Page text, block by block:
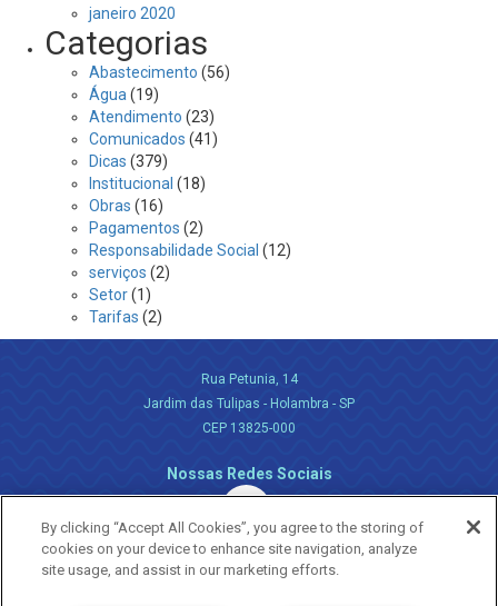
janeiro 2020
Categorias
Abastecimento (56)
Água (19)
Atendimento (23)
Comunicados (41)
Dicas (379)
Institucional (18)
Obras (16)
Pagamentos (2)
Responsabilidade Social (12)
serviços (2)
Setor(1)
Tarifas (2)
Rua Petunia, 14
Jardim das Tulipas - Holambra - SP
CEP 13825-000
Nossas Redes Sociais
By clicking “Accept All Cookies”, you agree to the storing of
cookies on your device to enhance site navigation, analyze
site usage, and assist in our marketing efforts.